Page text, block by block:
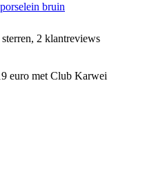
bruin
2 klantreviews
euro met Club Karwei